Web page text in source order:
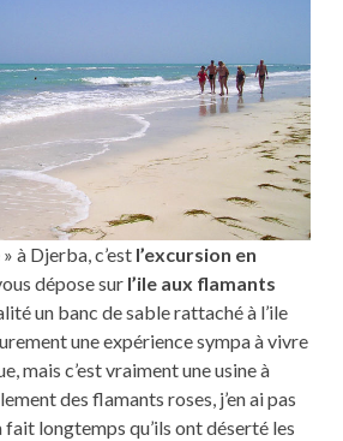
à Djerba, c’est l’excursion en
dépose sur l’ile aux flamants
un banc de sable rattaché à l’ile
une expérience sympa à vivre
mais c’est vraiment une usine à
des flamants roses, j’en ai pas
fait longtemps qu’ils ont déserté les